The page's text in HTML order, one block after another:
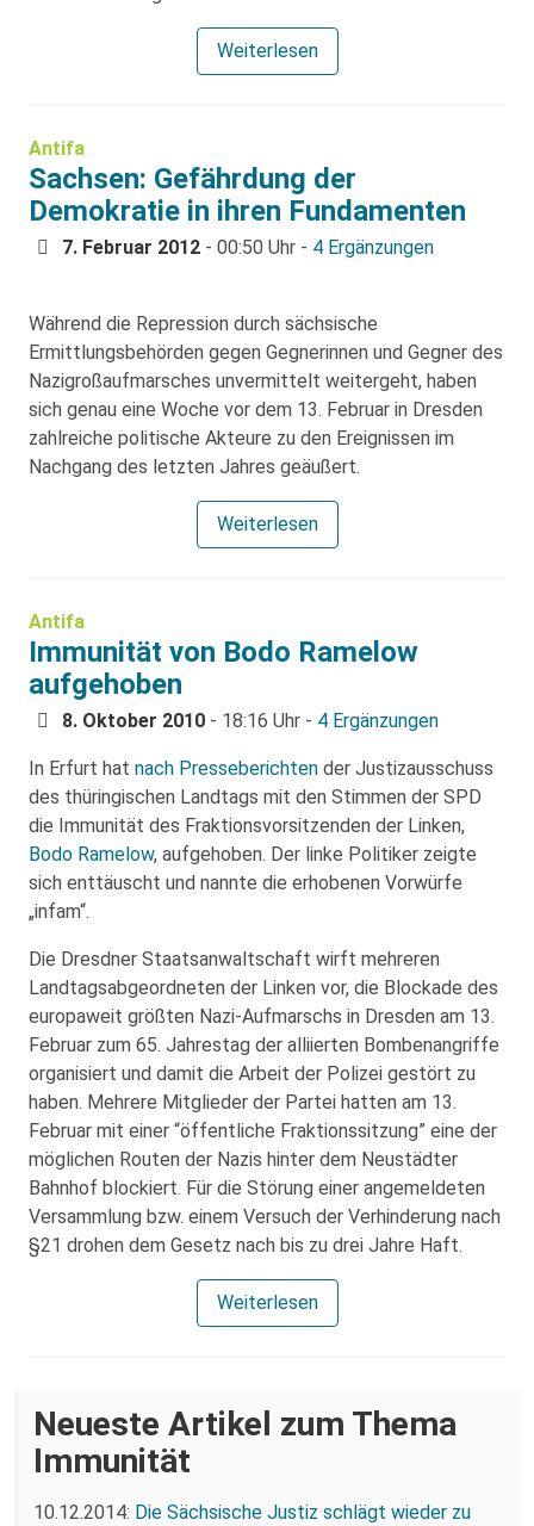
Weiterlesen
Antifa
Sachsen: Gefährdung der
Demokratie in ihren Fundamenten
7. Februar 2012 - 00:50 Uhr - 4 Ergänzungen
Während die Repression durch sächsische
Ermittlungsbehörden gegen Gegnerinnen und Gegner des
Nazigroßaufmarsches unvermittelt weitergeht, haben
sich genau eine Woche vor dem 13. Februar in Dresden
zahlreiche politische Akteure zu den Ereignissen im
Nachgang des letzten Jahres geäußert.
Weiterlesen
Antifa
Immunität von Bodo Ramelow
aufgehoben
8. Oktober 2010 - 18:16 Uhr - 4 Ergänzungen
In Erfurt hat nach Presseberichten der Justizausschuss
des thüringischen Landtags mit den Stimmen der SPD
die Immunität des Fraktionsvorsitzenden der Linken,
Bodo Ramelow, aufgehoben. Der linke Politiker zeigte
sich enttäuscht und nannte die erhobenen Vorwürfe
„infam“.
Die Dresdner Staatsanwaltschaft wirft mehreren
Landtagsabgeordneten der Linken vor, die Blockade des
europaweit größten Nazi-Aufmarschs in Dresden am 13.
Februar zum 65. Jahrestag der alliierten Bombenangriffe
organisiert und damit die Arbeit der Polizei gestört zu
haben. Mehrere Mitglieder der Partei hatten am 13.
Februar mit einer “öffentliche Fraktionssitzung” eine der
möglichen Routen der Nazis hinter dem Neustädter
Bahnhof blockiert. Für die Störung einer angemeldeten
Versammlung bzw. einem Versuch der Verhinderung nach
§21 drohen dem Gesetz nach bis zu drei Jahre Haft.
Weiterlesen
Neueste Artikel zum Thema
Immunität
10.12.2014: Die Sächsische Justiz schlägt wieder zu